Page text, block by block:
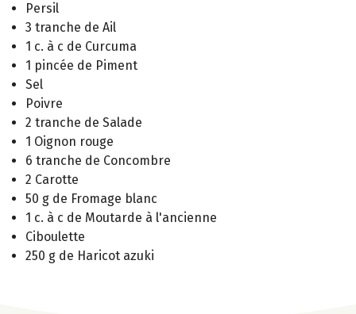
Persil
3 tranche de Ail
1 c. à c de Curcuma
1 pincée de Piment
Sel
Poivre
2 tranche de Salade
1 Oignon rouge
6 tranche de Concombre
2 Carotte
50 g de Fromage blanc
1 c. à c de Moutarde à l'ancienne
Ciboulette
250 g de Haricot azuki